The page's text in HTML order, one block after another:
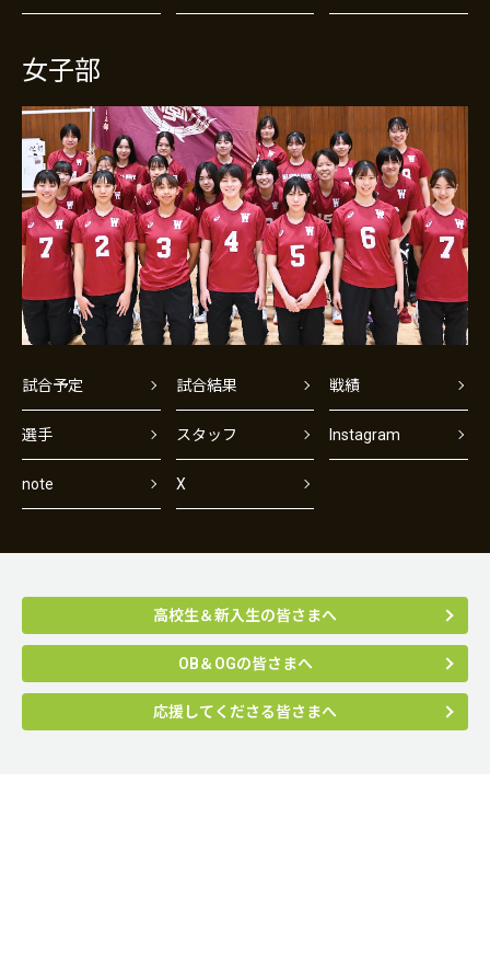
女子部
試合予定 試合結果 戦績
選手 スタッフ Instagram
note X
高校生＆新入生の皆さまへ
OB＆OGの皆さまへ
応援してくださる皆さまへ